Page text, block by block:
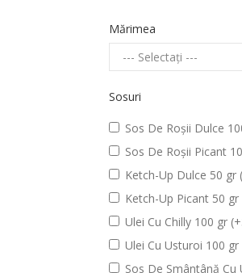
Mărimea
Sosuri
Sos De Roșii Dulce
Sos De Roșii Picant
Ketch-Up Dulce 50 gr
Ketch-Up Picant 50
Ulei Cu Chilly 100 gr
Ulei Cu Usturoi 100
Sos De Smântână